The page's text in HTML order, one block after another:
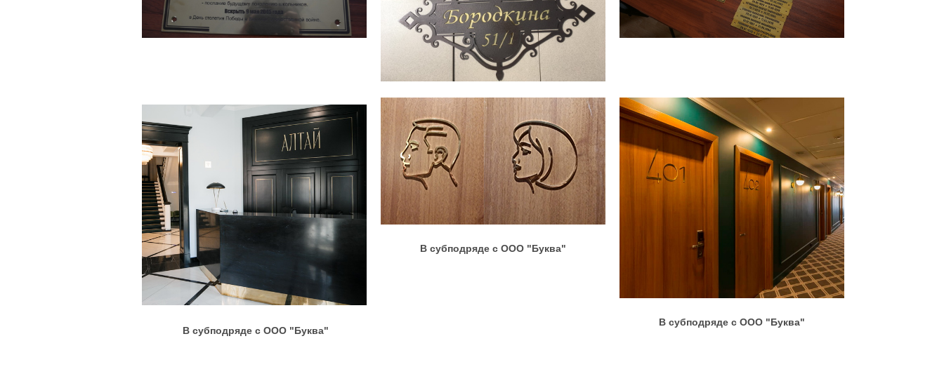
В субподряде с ООО "Буква"
В субподряде с ООО "Буква"
В субподряде с ООО "Буква"